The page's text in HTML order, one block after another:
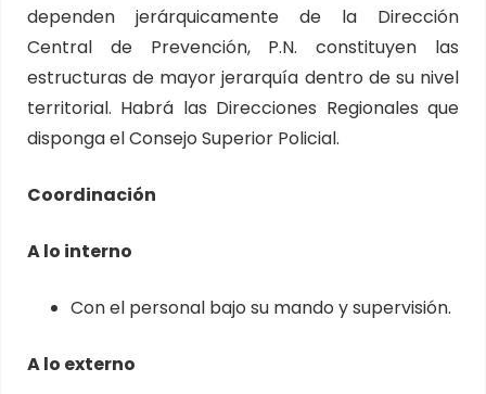
dependen jerárquicamente de la Dirección
Central de Prevención, P.N. constituyen las
estructuras de mayor jerarquía dentro de su nivel
territorial. Habrá las Direcciones Regionales que
disponga el Consejo Superior Policial.
Coordinación
A lo interno
Con el personal bajo su mando y supervisión.
A lo externo